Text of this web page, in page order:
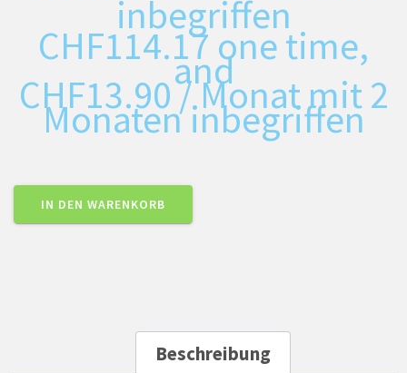
inbegriffen
CHF114.17 one time,
and
CHF13.90/ Monat mit 2
Monaten inbegriffen
IN DEN WARENKORB
Beschreibung